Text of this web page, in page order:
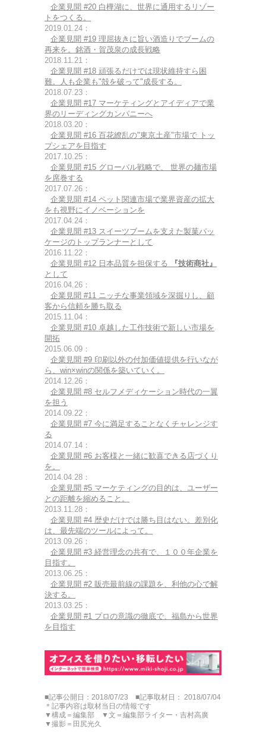
企業見聞 #20 白樺湖に、世界に通用するリゾー
トをつくる。
2019.01.24：
企業見聞 #19 理屈抜きに旨い酒造りでブームの
再来を。銘酒・賀茂泉の成長戦略
2018.11.21：
企業見聞 #18 頑張るだけでは現状維持すら困
難。人も企業も"殻を破って"成長する。
2018.07.23：
企業見聞 #17 マーケティングとアイディアで業
界のリーディングカンパニーへ
2018.03.20：
企業見聞 #16 百花繚乱の"東京土産"市場で トッ
プシェアを目指す
2017.10.25：
企業見聞 #15 グローバル戦略で、 世界の麺市場
を席巻する
2017.07.26：
企業見聞 #14 ペット関連市場で業界資産の拡大
をも視野にイノベーションを
2017.04.24：
企業見聞 #13 スイーツブームを支えた製菓パッ
ケージのトップランナーとして
2016.11.22：
企業見聞 #12 日本品質を担保する
『技術商社』
として
2016.04.26：
企業見聞 #11 ニッチな事業領域を深掘りし、顧
客から信頼を勝ち取る
2015.11.04：
企業見聞 #10 卓越した工作技術で新しい市場を
開拓
2015.06.09：
企業見聞 #9 印刷以外の付加価値提供を行いなが
ら、win×winの関係を築いていく。
2014.12.26：
企業見聞 #8 セルフメディケーション時代の一翼
を担う
2014.09.22：
企業見聞 #7 今に満足することなくチャレンジす
る
2014.07.14：
企業見聞 #6 お客様と一緒に歓喜できる店づくり
を。
2014.04.28：
企業見聞 #5 マーケティングの目的は、ユーザー
との距離を縮めること。
2013.11.28：
企業見聞 #4 歴史だけでは勝ち目はない。差別化
は、最先端のツールによって。
2013.09.26：
企業見聞 #3 経営理念の共有で、１００年企業を
目指す。
2013.06.25：
企業見聞 #2 販売最前線の課題を、利他の心で解
決する。
2013.03.25：
企業見聞 #1 プロの意識の徹底で、福島から世界
を目指す
■記事公開日：2018/07/23 ■記事取材日： 2018/07/04
＊記事内容は取材当日の情報です
▼構成＝編集部 ▼文＝編集部ライター・吉村高廣
▼撮影＝田尻光久